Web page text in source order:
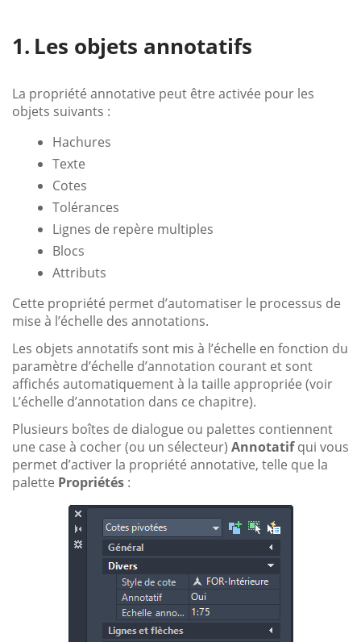
Les objets annotatifs
La propriété annotative peut être activée pour les
objets suivants :
Hachures
Texte
Cotes
Tolérances
Lignes de repère multiples
Blocs
Attributs
Cette propriété permet d’automatiser le processus de
mise à l’échelle des annotations.
Les objets annotatifs sont mis à l’échelle en fonction du
paramètre d’échelle d’annotation courant et sont
affichés automatiquement à la taille appropriée (voir
L’échelle d’annotation dans ce chapitre).
Plusieurs boîtes de dialogue ou palettes contiennent
une case à cocher (ou un sélecteur) Annotatifqui vous
permet d’activer la propriété annotative, telle que la
palette Propriétés :